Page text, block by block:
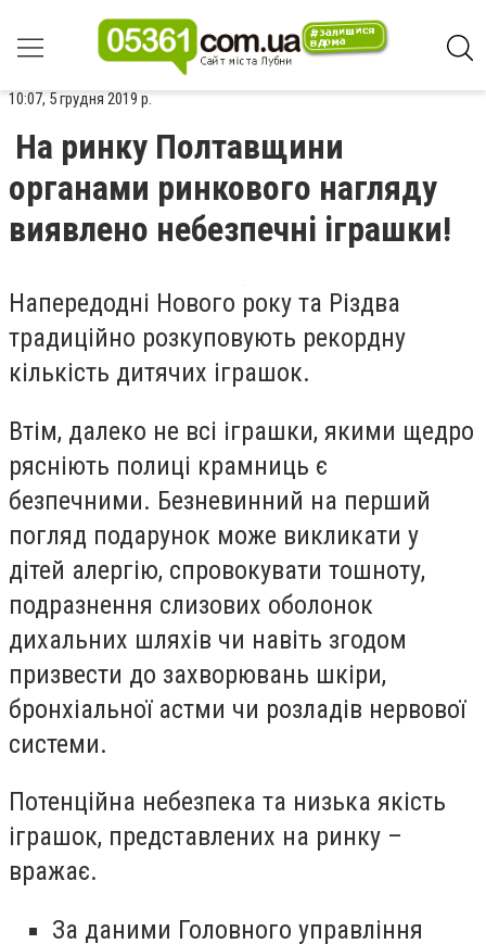
10:07, 5 грудня 2019 р.
На ринку Полтавщини
органами ринкового нагляду
виявлено небезпечні іграшки!
Напередодні Нового року та Різдва
традиційно розкуповують рекордну
кількість дитячих іграшок.
Втім, далеко не всі іграшки, якими щедро
рясніють полиці крамниць є
безпечними. Безневинний на перший
погляд подарунок може викликати у
дітей алергію, спровокувати тошноту,
подразнення слизових оболонок
дихальних шляхів чи навіть згодом
призвести до захворювань шкіри,
бронхіальної астми чи розладів нервової
системи.
Потенційна небезпека та низька якість
іграшок, представлених на ринку –
вражає.
За даними Головного управління